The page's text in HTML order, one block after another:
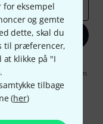
eksempel
og gemte
dette, skal du
til præferencer,
at klikke på "I
tilbage
(her)
jeg mig samtidig
tilsagn kan når som
i vores